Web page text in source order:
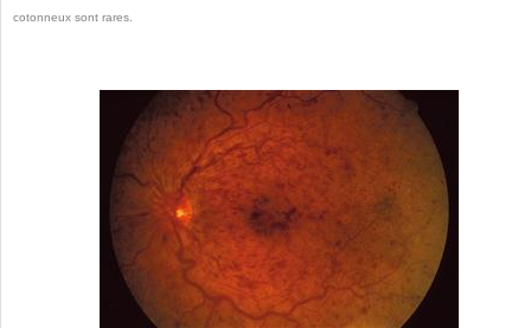
cotonneux sont rares.